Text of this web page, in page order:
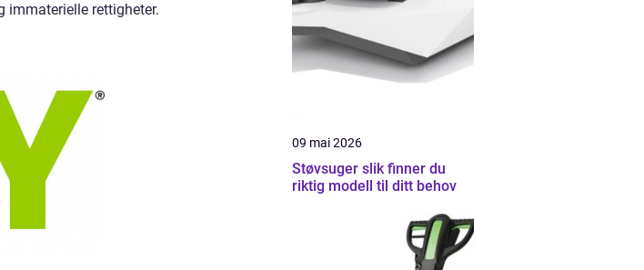
immaterielle rettigheter.
09 mai 2026
Støvsuger slik finner du
riktig modell til ditt behov